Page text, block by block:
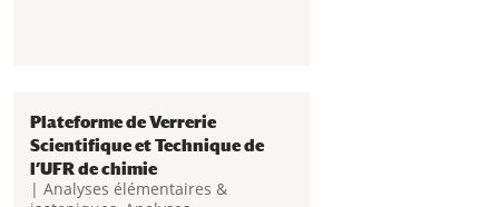
Plateforme de Verrerie
Scientifique et Technique de
l’UFR de chimie
| Analyses élémentaires &